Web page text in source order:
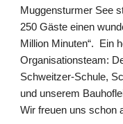
Muggensturmer See
250 Gäste einen
Million Minuten“. Ein
Organisationsteam:
Schweitzer-Schule,
und unserem
Wir freuen uns schon